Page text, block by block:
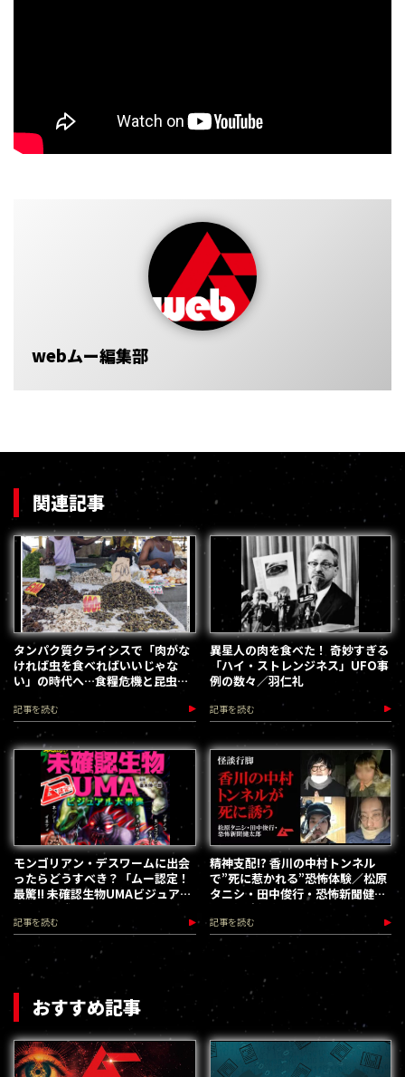
webムー編集部
関連記事
タンパク質クライシスで「肉がな
ければ虫を食べればいいじゃな
い」の時代へ…食糧危機と昆虫食
のリアル
記事を読む
異星人の肉を食べた！ 奇妙すぎる
「ハイ・ストレンジネス」UFO事
例の数々／羽仁礼
記事を読む
モンゴリアン・デスワームに出会
ったらどうすべき？「ムー認定！
最驚!! 未確認生物UMAビジュアル
大事典」発売
記事を読む
精神支配!? 香川の中村トンネル
で”死に惹かれる”恐怖体験／松原
タニシ・田中俊行・恐怖新聞健太
郎の怪談行脚
記事を読む
おすすめ記事